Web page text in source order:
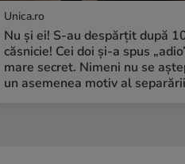
Unica.ro
Nu și ei! S-au despărțit după
căsnicie! Cei doi și-a spus
mare secret. Nimeni nu se
un asemenea motiv al